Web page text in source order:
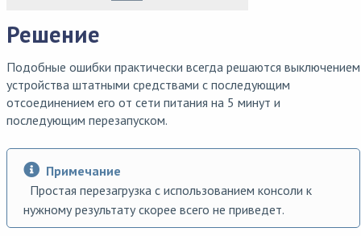
Решение
Подобные ошибки практически всегда решаются выключением
устройства штатными средствами с последующим
отсоединением его от сети питания на 5 минут и
последующим перезапуском.
Примечание
Простая перезагрузка с использованием консоли к
нужному результату скорее всего не приведет.